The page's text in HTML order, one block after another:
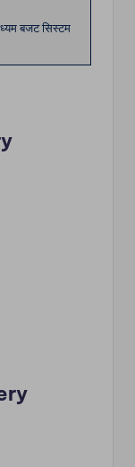
बजट सिस्टम